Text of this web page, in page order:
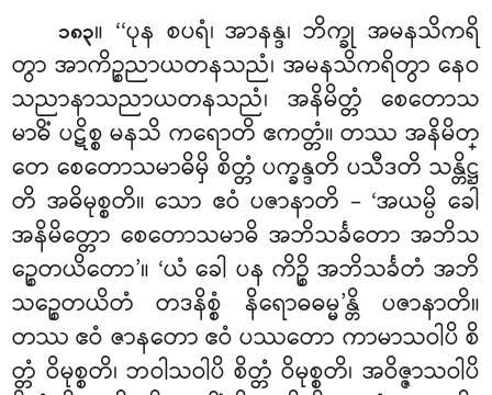
၁၈၃။ ‘‘ပုန စပရံ၊ အာနန္ဒ၊ ဘိက္ခု အမနသိကရိ
တွာ အာကိဉ္စညာယတနသညံ၊ အမနသိကရိတွာ နေဝ
သညာနာသညာယတနသညံ၊ အနိမိတ္တံ စေတောသ
မာဓိံ ပဋိစ္စ မနသိ ကရောတိ ဧကတ္တံ။ တဿ အနိမိတ္
တေ စေတောသမာဓိမှိ စိတ္တံ ပက္ခန္ဒတိ ပသီဒတိ သန္တိဋ္ဌ
တိ အဓိမုစ္စတိ။ သော ဧဝံ ပဇာနာတိ – ‘အယမ္ပိ ခေါ
အနိမိတ္တော စေတောသမာဓိ အဘိသင်္ခတော အဘိသ
ဉ္စေတယိတော’။ ‘ယံ ခေါ ပန ကိဉ္စိ အဘိသင်္ခတံ အဘိ
သဉ္စေတယိတံ တဒနိစ္စံ နိရောဓဓမ္မ’န္တိ ပဇာနာတိ။
တဿ ဧဝံ ဇာနတော ဧဝံ ပဿတော ကာမာသဝါပိ စိ
တ္တံ ဝိမုစ္စတိ၊ ဘဝါသဝါပိ စိတ္တံ ဝိမုစ္စတိ၊ အဝိဇ္ဇာသဝါပိ